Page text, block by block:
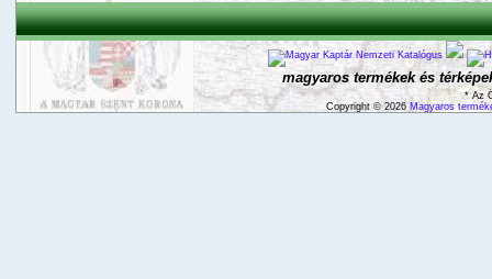
magyaros termékek és
* Az
Copyright © 2026 Magyaros